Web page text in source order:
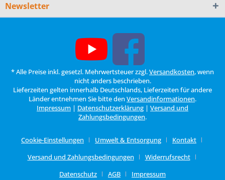
Newsletter
* Alle Preise inkl. gesetzl. Mehrwertsteuer zzgl.Versandkosten, wenn
nicht anders beschrieben.
Lieferzeiten gelten innerhalb Deutschlands, Lieferzeiten für andere
Länder entnehmen Sie bitte den Versandinformationen.
Impressum | Datenschutzerklärung | Versand und
Zahlungsbedingungen.
Cookie-Einstellungen Umwelt & Entsorgung
Kontakt
Versand und Zahlungsbedingungen
Widerrufsrecht
Datenschutz
AGB Impressum